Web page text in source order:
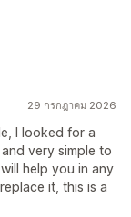
29 กรกฎาคม 2026
I looked for a
very simple to
help you in any
it, this is a